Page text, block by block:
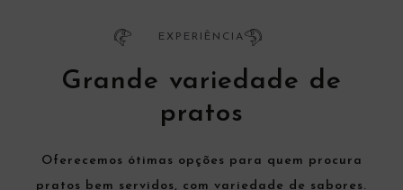
EXPERIÊNCIA
Grande variedade de
pratos
Oferecemos ótimas opções para quem procura
pratos bem servidos, com variedade de sabores.